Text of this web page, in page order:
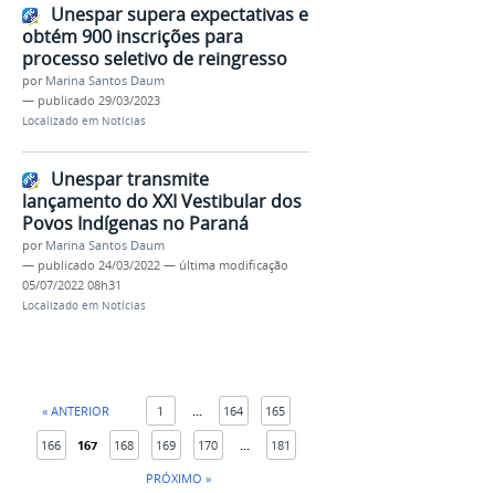
Unespar supera expectativas e
obtém 900 inscrições para
processo seletivo de reingresso
por Marina Santos Daum
— publicado 29/03/2023
Localizado em Notícias
Unespar transmite
lançamento do XXI Vestibular dos
Povos Indígenas no Paraná
por Marina Santos Daum
— publicado 24/03/2022 — última modificação
05/07/2022 08h31
Localizado em Notícias
« ANTERIOR 1 ... 164 165
166 167 168 169 170 ...
181
PRÓXIMO »